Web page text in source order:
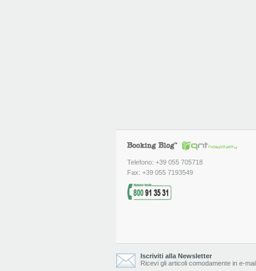
Telefono: +39 055 705718
Fax: +39 055 7193549
Iscriviti alla Newsletter
Ricevi gli articoli comodamente in e-mail